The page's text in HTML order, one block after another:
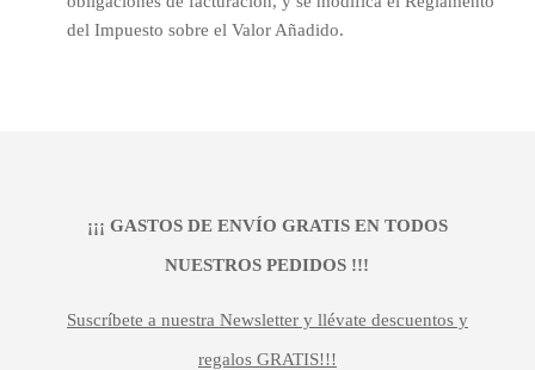
del Impuesto sobre el Valor Añadido.
¡¡¡ GASTOS DE ENVÍO GRATIS EN TODOS
NUESTROS PEDIDOS !!!
Suscríbete a nuestra Newsletter y llévate descuentos y
regalos GRATIS!!!